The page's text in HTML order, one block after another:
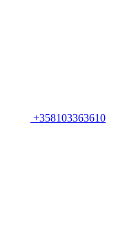
+358103363610